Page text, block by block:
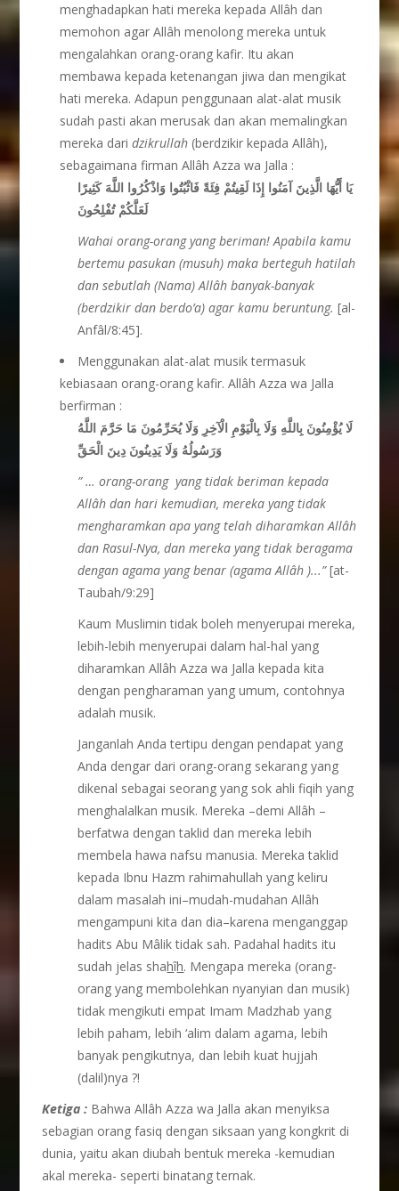
menghadapkan hati mereka kepada Allâh dan
memohon agar Allâh menolong mereka untuk
mengalahkan orang-orang kafir. Itu akan
membawa kepada ketenangan jiwa dan mengikat
hati mereka. Adapun penggunaan alat-alat musik
sudah pasti akan merusak dan akan memalingkan
mereka daridzikrullah (berdzikir kepada Allâh),
sebagaimana firman Allâh Azza wa Jalla :
يَا أَيُّهَا الَّذِينَ آمَنُوا إِذَا لَقِيتُمْ فِئَةً فَاثْبُتُوا وَاذْكُرُوا اللَّهَ كَثِيرًا
لَعَلَّكُمْ تُفْلِحُونَ
Wahai orang-orang yang beriman! Apabila kamu
bertemu pasukan (musuh) maka berteguh hatilah
dan sebutlah (Nama) Allâh banyak-banyak
(berdzikir dan berdo’a) agar kamu beruntung. [al-
Anfâl/8:45].
Menggunakan alat-alat musik termasuk
kebiasaan orang-orang kafir. Allâh Azza wa Jalla
berfirman :
لَا يُؤْمِنُونَ بِاللَّهِ وَلَا بِالْيَوْمِ الْآخِرِ وَلَا يُحَرِّمُونَ مَا حَرَّمَ اللَّهُ
وَرَسُولُهُ وَلَا يَدِينُونَ دِينَ الْحَقِّ
” … orang-orang yang tidak beriman kepada
Allâhdan hari kemudian, mereka yang tidak
mengharamkan apa yang telah diharamkan Allâh
dan Rasul-Nya, dan mereka yang tidak beragama
dengan agama yang benar (agama Allâh )...”[at-
Taubah/9:29]
Kaum Muslimin tidak boleh menyerupai mereka,
lebih-lebih menyerupai dalam hal-hal yang
diharamkan Allâh Azza wa Jalla kepada kita
dengan pengharaman yang umum, contohnya
adalah musik.
Janganlah Anda tertipu dengan pendapat yang
Anda dengar dari orang-orang sekarang yang
dikenal sebagai seorang yang sok ahli fiqih yang
menghalalkan musik. Mereka –demi Allâh –
berfatwa dengan taklid dan mereka lebih
membela hawa nafsu manusia. Mereka taklid
kepada Ibnu Hazm rahimahullah yang keliru
dalam masalah ini–mudah-mudahan Allâh
mengampuni kita dan dia–karena menganggap
hadits Abu Mâlik tidak sah. Padahal hadits itu
sudah jelas shahîh. Mengapa mereka (orang-
orang yang membolehkan nyanyian dan musik)
tidak mengikuti empat Imam Madzhab yang
lebih paham, lebih ‘alim dalam agama, lebih
banyak pengikutnya, dan lebih kuat hujjah
(dalil)nya ?!
Ketiga : Bahwa Allâh Azza wa Jalla akan menyiksa
sebagian orang fasiq dengan siksaan yang kongkrit di
dunia, yaitu akan diubah bentuk mereka -kemudian
akal mereka- seperti binatang ternak.